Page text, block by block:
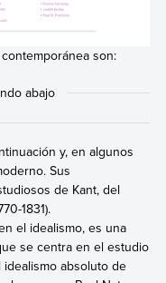
son:
y, en algunos
Sus
de Kant, del
1831).
el idealismo, es una
se centra en el estudio
absoluto de